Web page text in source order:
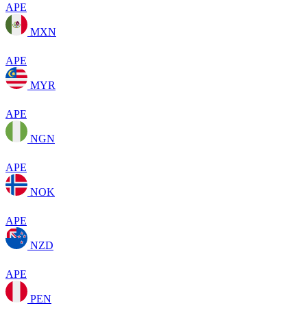
APE
MXN
APE
MYR
APE
NGN
APE
NOK
APE
NZD
APE
PEN